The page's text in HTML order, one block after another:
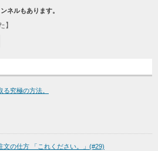
ネルもあります。
究極の方法。
文の仕方 「これください。」(#29)